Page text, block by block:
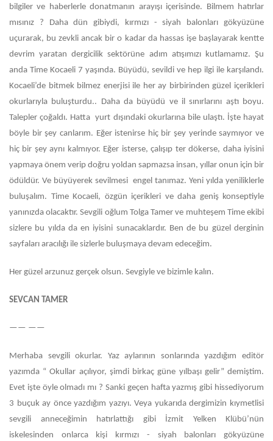
bilgiler ve haberlerle donatmanın arayışı içerisinde. Bilmem hatırlar
mısınız ? Daha dün gibiydi, kırmızı - siyah balonları gökyüzüne
uçurarak, bu zevkli ancak bir o kadar da hassas işe başlayarak kentte
devrim yaratan dergicilik sektörüne adım atışımızı kutlamamız. Şu
anda Time Kocaeli 7 yaşında. Büyüdü, sevildi ve hep ilgi ile karşılandı.
Kocaeli’de bitmek bilmez enerjisi ile her ay birbirinden güzel içerikleri
okurlarıyla buluşturdu.. Daha da büyüdü ve il sınırlarını aştı boyu.
Talepler çoğaldı. Hatta yurt dışındaki okurlarına bile ulaştı. İşte hayat
böyle bir şey canlarım. Eğer istenirse hiç bir şey yerinde saymıyor ve
hiç bir şey aynı kalmıyor. Eğer isterse, çalışıp ter dökerse, daha iyisini
yapmaya önem verip doğru yoldan sapmazsa insan, yıllar onun için bir
ödüldür. Ve büyüyerek sevilmesi engel tanımaz. Yeni yılda yeniliklerle
buluşalım. Time Kocaeli, özgün içerikleri ve daha geniş konseptiyle
yanınızda olacaktır. Sevgili oğlum Tolga Tamer ve muhteşem Time ekibi
sizlere bu yılda da en iyisini sunacaklardır. Ben de bu güzel derginin
sayfaları aracılığı ile sizlerle buluşmaya devam edeceğim.
Her güzel arzunuz gerçek olsun. Sevgiyle ve bizimle kalın.
SEVCAN TAMER
—— ——
Merhaba sevgili okurlar. Yaz aylarının sonlarında yazdığım editör
yazımda “ Okullar açılıyor, şimdi birkaç güne yılbaşı gelir” demiştim.
Evet işte öyle olmadı mı ? Sanki geçen hafta yazmış gibi hissediyorum
3 buçuk ay önce yazdığım yazıyı. Veya yukarıda dergimizin kıymetlisi
sevgili anneceğimin hatırlattığı gibi İzmit Yelken Klübü’nün
iskelesinden onlarca kişi kırmızı - siyah balonları gökyüzüne